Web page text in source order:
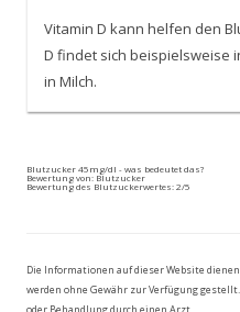
Vitamin D kann helfen den
D findet sich beispielsweise
in Milch.
Blutzucker 45mg/dl - was bedeutet das?
Bewertung von: Blutzucker
Bewertung des Blutzuckerwertes:2/5
Die Informationen auf dieser Website
werden ohne Gewähr zur Verfügung